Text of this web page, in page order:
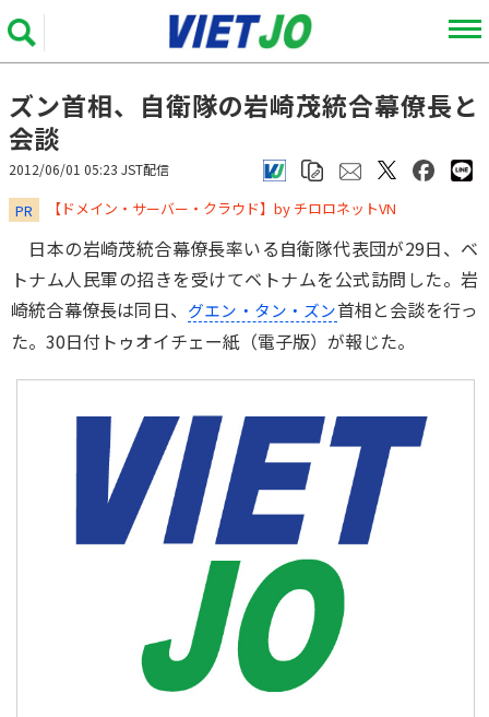
ズン首相、自衛隊の岩崎茂統合幕僚長と
会談
2012/06/01 05:23 JST配信
PR ​​​​​​​【ドメイン・サーバー・クラウド】by チロロネットVN
日本の岩崎茂統合幕僚長率いる自衛隊代表団が29日、ベ
トナム人民軍の招きを受けてベトナムを公式訪問した。岩
崎統合幕僚長は同日、 グエン・タン・ズン首相と会談を行っ
た。30日付トゥオイチェー紙（電子版）が報じた。